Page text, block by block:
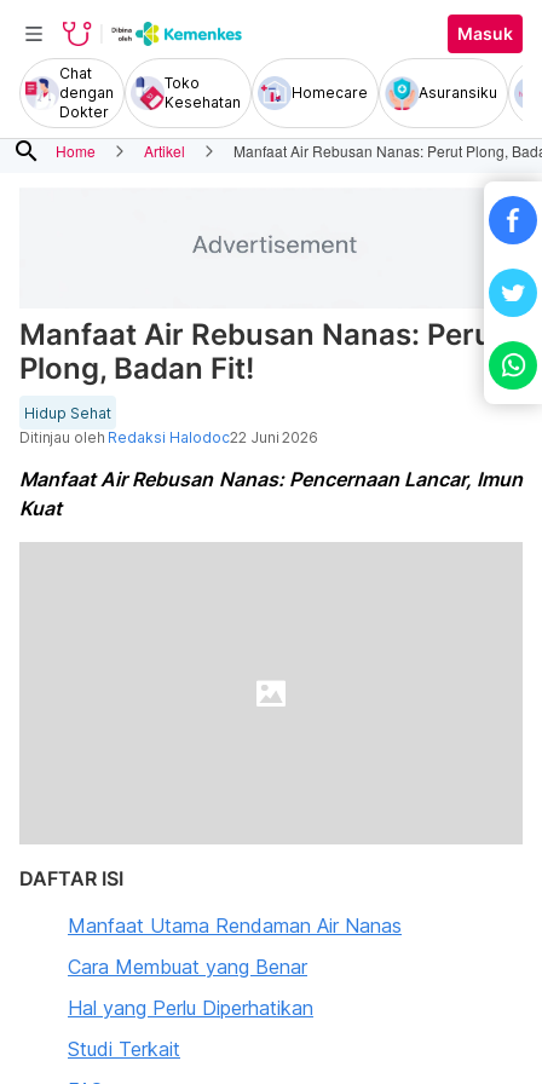
Masuk
Chat
dengan
Dokter
Toko
Kesehatan
Homecare Asuransiku
search Home Artikel Manfaat Air Rebusan Nanas: Perut Plong,
Manfaat Air Rebusan Nanas: Perut
Plong, Badan Fit!
Hidup Sehat
Ditinjau oleh Redaksi Halodoc22 Juni 2026
Manfaat Air Rebusan Nanas: Pencernaan Lancar, Imun
Kuat
DAFTAR ISI
Manfaat Utama Rendaman Air Nanas
Cara Membuat yang Benar
Hal yang Perlu Diperhatikan
Studi Terkait